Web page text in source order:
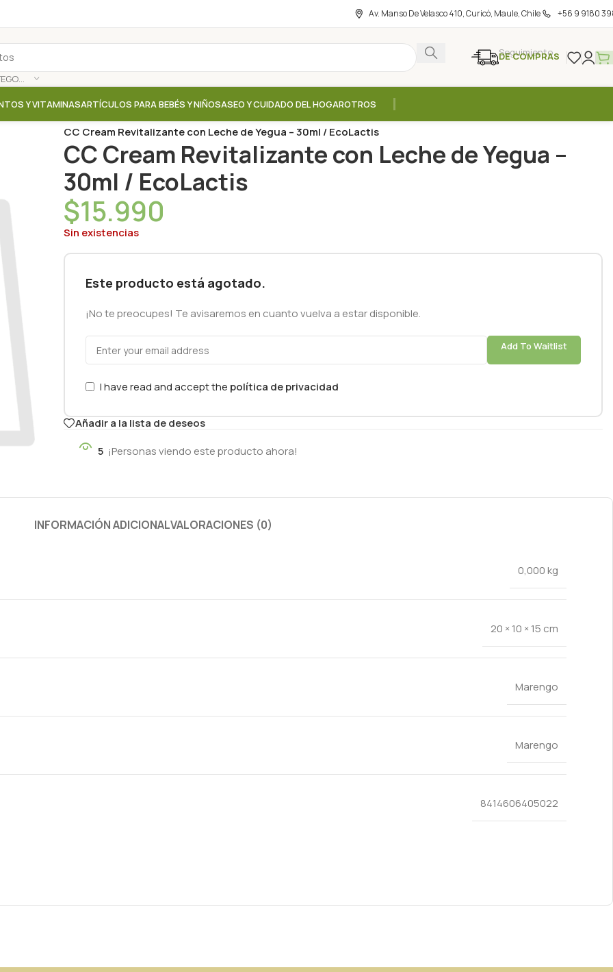
Av. Manso De Velasco 410, Curicó, Maule, Chile +56 9 9180
SELECCIONAR CATEGORÍA
Seguimiento
DE COMPRAS
Y VITAMINASARTÍCULOS PARA BEBÉS Y NIÑOSASEO Y CUIDADO DEL HOGAROTROS
CC Cream Revitalizante con Leche de Yegua – 30ml / EcoLactis
CC Cream Revitalizante con Leche de Yegua –
30ml / EcoLactis
$15.990
Sin existencias
Este producto está agotado.
¡No te preocupes! Te avisaremos en cuanto vuelva a estar disponible.
Add To Waitlist
I have read and accept the política de privacidad
Añadir a la lista de deseos
5 ¡Personas viendo este producto ahora!
INFORMACIÓN ADICIONALVALORACIONES (0)
0,000 kg
20 × 10 × 15 cm
Marengo
Marengo
8414606405022